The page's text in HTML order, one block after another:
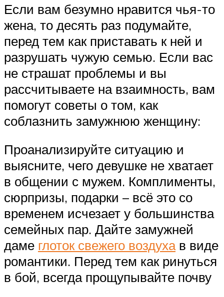
Если вам безумно нравится чья-то
жена, то десять раз подумайте,
перед тем как приставать к ней и
разрушать чужую семью. Если вас
не страшат проблемы и вы
рассчитываете на взаимность, вам
помогут советы о том, как
соблазнить замужнюю женщину:
Проанализируйте ситуацию и
выясните, чего девушке не хватает
в общении с мужем. Комплименты,
сюрпризы, подарки – всё это со
временем исчезает у большинства
семейных пар. Дайте замужней
даме глоток свежего воздухав виде
романтики. Перед тем как ринуться
в бой, всегда прощупывайте почву